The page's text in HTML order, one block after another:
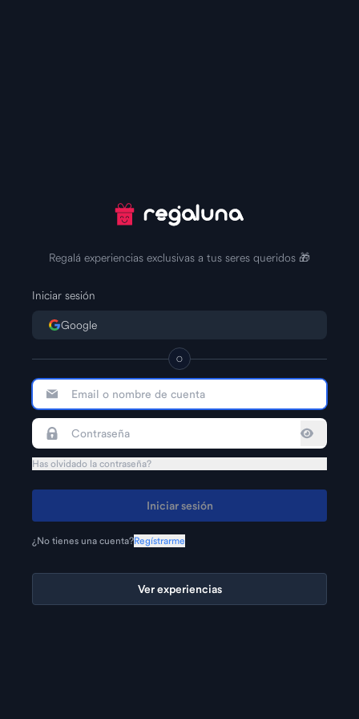
Regalá experiencias exclusivas a tus seres queridos 🎁
Iniciar sesión
Google
O
Has olvidado la contraseña?
Iniciar sesión
¿No tienes una cuenta?Regístrarme
Ver experiencias